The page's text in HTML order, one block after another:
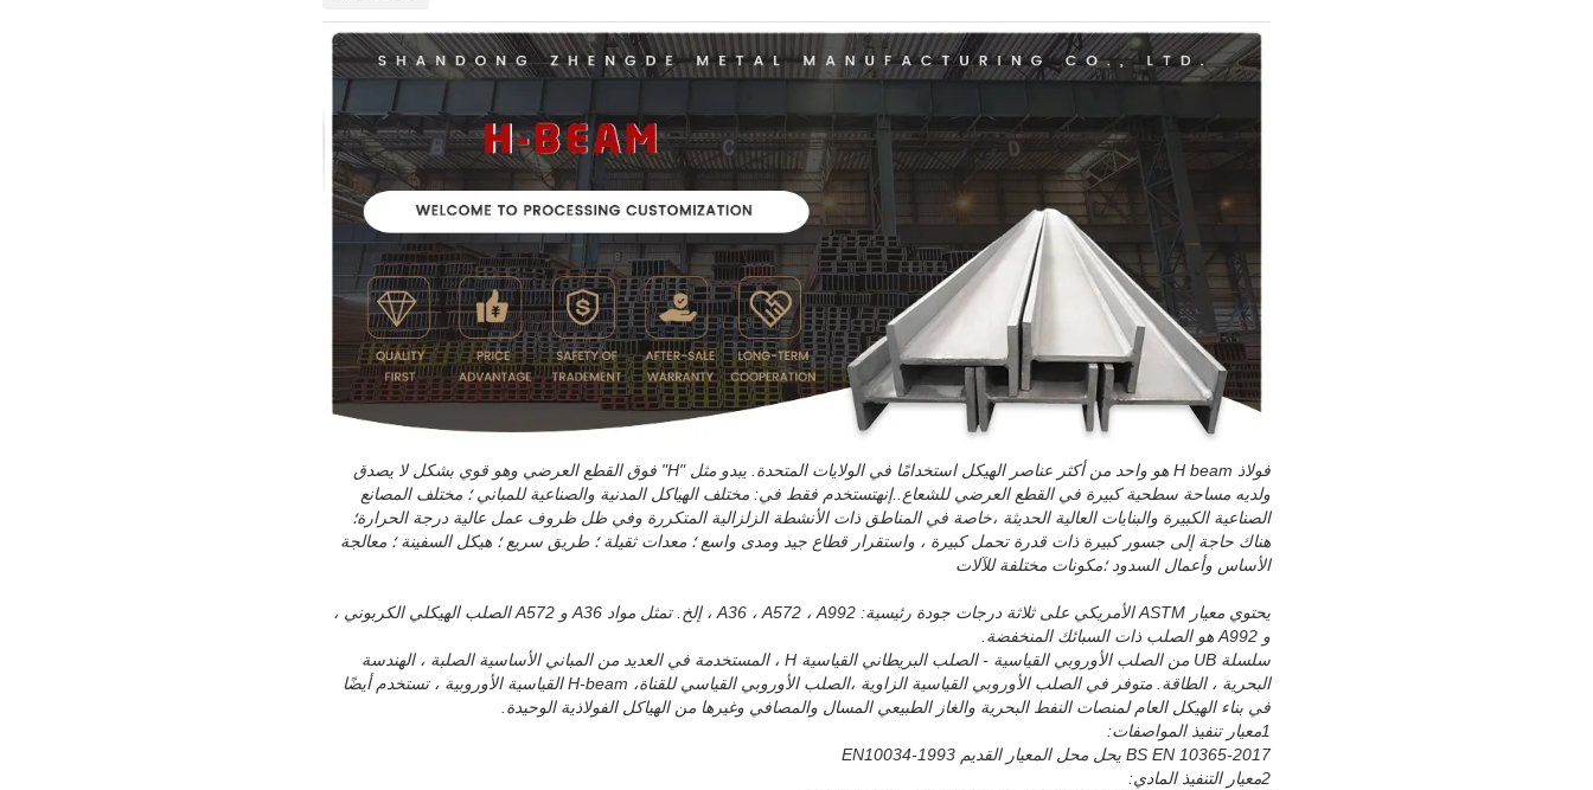
فولاذ H beam هو واحد من أكثر عناصر الهيكل استخدامًا في الولايات المتحدة. يبدو مثل "H" فوق القطع العرضي وهو قوي بشكل لا يصدق
ولديه مساحة سطحية كبيرة في القطع العرضي للشعاع. .إنهتستخدم فقط في: مختلف الهياكل المدنية والصناعية للمباني ؛ مختلف المصانع
الصناعية الكبيرة والبنايات العالية الحديثة ،خاصة في المناطق ذات الأنشطة الزلزالية المتكررة وفي ظل ظروف عمل عالية درجة الحرارة؛
هناك حاجة إلى جسور كبيرة ذات قدرة تحمل كبيرة ، واستقرار قطاع جيد ومدى واسع ؛ معدات ثقيلة ؛ طريق سريع ؛ هيكل السفينة ؛ معالجة
الأساس وأعمال السدود ؛مكونات مختلفة للآلات
يحتوي معيار ASTM الأمريكي على ثلاثة درجات جودة رئيسية: A36 ، A572 ، A992 ، إلخ. تمثل مواد A36 و A572 الصلب الهيكلي الكربوني ،
و A992 هو الصلب ذات السبائك المنخفضة.
سلسلة UB من الصلب الأوروبي القياسية - الصلب البريطاني القياسية H ، المستخدمة في العديد من المباني الأساسية الصلبة ، الهندسة
البحرية ، الطاقة. متوفر في الصلب الأوروبي القياسية الزاوية ،الصلب الأوروبي القياسي للقناة، H-beam القياسية الأوروبية ، تستخدم أيضًا
في بناء الهيكل العام لمنصات النفط البحرية والغاز الطبيعي المسال والمصافي وغيرها من الهياكل الفولاذية الوحيدة.
1معيار تنفيذ المواصفات:
BS EN 10365-2017 يحل محل المعيار القديم EN10034-1993
2معيار التنفيذ المادي: